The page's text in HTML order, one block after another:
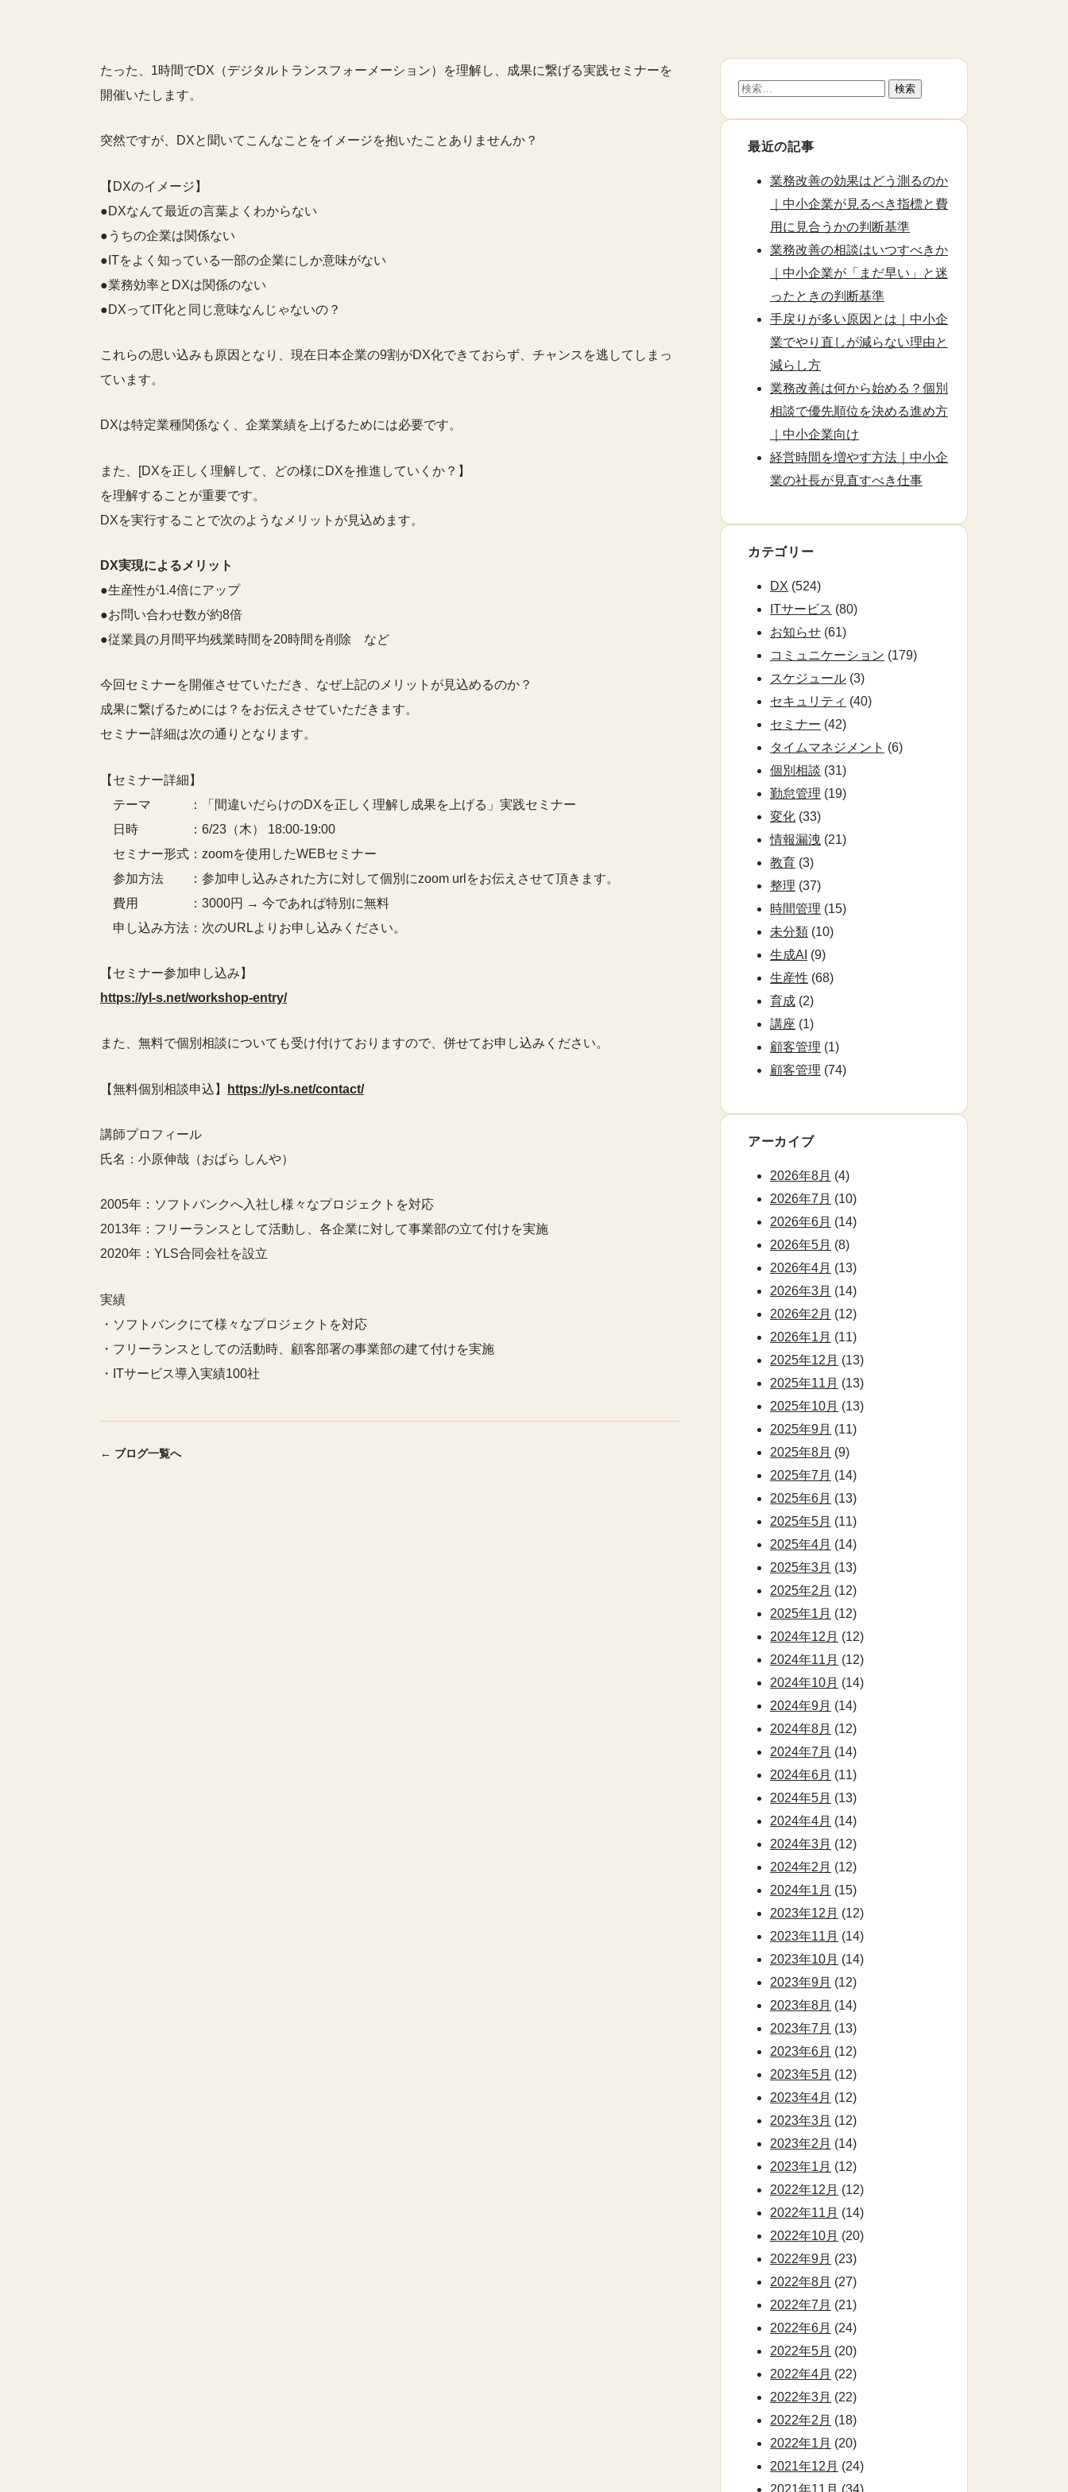
たった、1時間でDX（デジタルトランスフォーメーション）を理解し、成果に繋げる実践セミナーを
開催いたします。
突然ですが、DXと聞いてこんなことをイメージを抱いたことありませんか？
【DXのイメージ】
●DXなんて最近の言葉よくわからない
●うちの企業は関係ない
●ITをよく知っている一部の企業にしか意味がない
●業務効率とDXは関係のない
●DXってIT化と同じ意味なんじゃないの？
これらの思い込みも原因となり、現在日本企業の9割がDX化できておらず、チャンスを逃してしまっ
ています。
DXは特定業種関係なく、企業業績を上げるためには必要です。
また、[DXを正しく理解して、どの様にDXを推進していくか？】
を理解することが重要です。
DXを実行することで次のようなメリットが見込めます。
DX実現によるメリット
●生産性が1.4倍にアップ
●お問い合わせ数が約8倍
●従業員の月間平均残業時間を20時間を削除 など
今回セミナーを開催させていただき、なぜ上記のメリットが見込めるのか？
成果に繋げるためには？をお伝えさせていただきます。
セミナー詳細は次の通りとなります。
【セミナー詳細】
テーマ ：「間違いだらけのDXを正しく理解し成果を上げる」実践セミナー
日時 ：6/23（木） 18:00-19:00
セミナー形式：zoomを使用したWEBセミナー
参加方法 ：参加申し込みされた方に対して個別にzoom urlをお伝えさせて頂きます。
費用 ：3000円 → 今であれば特別に無料
申し込み方法：次のURLよりお申し込みください。
【セミナー参加申し込み】
https://yl-s.net/workshop-entry/
また、無料で個別相談についても受け付けておりますので、併せてお申し込みください。
【無料個別相談申込】 https://yl-s.net/contact/
講師プロフィール
氏名：小原伸哉（おばら しんや）
2005年：ソフトバンクへ入社し様々なプロジェクトを対応
2013年：フリーランスとして活動し、各企業に対して事業部の立て付けを実施
2020年：YLS合同会社を設立
実績
・ソフトバンクにて様々なプロジェクトを対応
・フリーランスとしての活動時、顧客部署の事業部の建て付けを実施
・ITサービス導入実績100社
← ブログ一覧へ
検
最近の記事
業務改善の効果はどう測るのか
｜中小企業が見るべき指標と費
用に見合うかの判断基準
業務改善の相談はいつすべきか
｜中小企業が「まだ早い」と迷
ったときの判断基準
手戻りが多い原因とは｜中小企
業でやり直しが減らない理由と
減らし方
業務改善は何から始める？個別
相談で優先順位を決める進め方
｜中小企業向け
経営時間を増やす方法｜中小企
業の社長が見直すべき仕事
カテゴリー
DX (524)
ITサービス (80)
お知らせ (61)
コミュニケーション (179)
スケジュール (3)
セキュリティ (40)
セミナー (42)
タイムマネジメント (6)
個別相談 (31)
勤怠管理 (19)
変化 (33)
情報漏洩 (21)
教育 (3)
整理 (37)
時間管理 (15)
未分類 (10)
生成AI (9)
生産性 (68)
育成 (2)
講座 (1)
顧客管理 (1)
顧客管理 (74)
アーカイブ
2026年8月 (4)
2026年7月 (10)
2026年6月 (14)
2026年5月 (8)
2026年4月 (13)
2026年3月 (14)
2026年2月 (12)
2026年1月 (11)
2025年12月 (13)
2025年11月 (13)
2025年10月 (13)
2025年9月 (11)
2025年8月 (9)
2025年7月 (14)
2025年6月 (13)
2025年5月 (11)
2025年4月 (14)
2025年3月 (13)
2025年2月 (12)
2025年1月 (12)
2024年12月 (12)
2024年11月 (12)
2024年10月 (14)
2024年9月 (14)
2024年8月 (12)
2024年7月 (14)
2024年6月 (11)
2024年5月 (13)
2024年4月 (14)
2024年3月 (12)
2024年2月 (12)
2024年1月 (15)
2023年12月 (12)
2023年11月 (14)
2023年10月 (14)
2023年9月 (12)
2023年8月 (14)
2023年7月 (13)
2023年6月 (12)
2023年5月 (12)
2023年4月 (12)
2023年3月 (12)
2023年2月 (14)
2023年1月 (12)
2022年12月 (12)
2022年11月 (14)
2022年10月 (20)
2022年9月 (23)
2022年8月 (27)
2022年7月 (21)
2022年6月 (24)
2022年5月 (20)
2022年4月 (22)
2022年3月 (22)
2022年2月 (18)
2022年1月 (20)
2021年12月 (24)
2021年11月 (34)